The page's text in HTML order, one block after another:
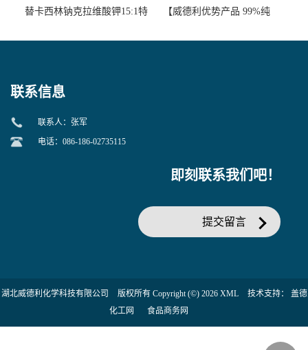
替卡西林钠克拉维酸钾15:1特
【威德利优势产品 99%纯
联系信息
联系人：张军
电话：086-186-02735115
即刻联系我们吧！
提交留言
湖北威德利化学科技有限公司 版权所有 Copyright (©) 2026 XML 技术支持： 盖德
化工网
食品商务网